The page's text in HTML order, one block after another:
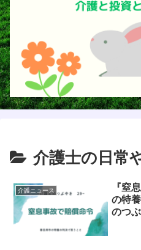
介護士の日常
介護ニュース
『窒
の特
のつ